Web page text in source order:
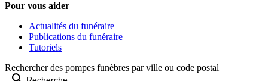
Pour vous aider
Actualités du funéraire
Publications du funéraire
Tutoriels
Rechercher des pompes funèbres par ville ou code postal